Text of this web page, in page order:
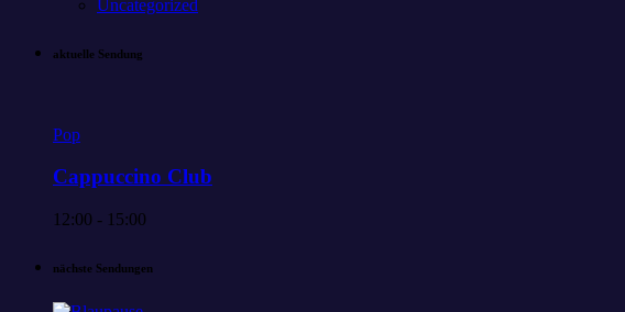
Uncategorized
aktuelle Sendung
Pop
Cappuccino Club
12:00 - 15:00
nächste Sendungen